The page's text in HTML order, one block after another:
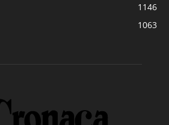
1146
1063